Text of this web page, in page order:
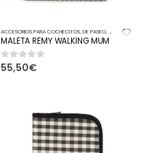
ACCESORIOS PARA COCHECITOS,DE PASEO,MALETA
MALETA REMY WALKING MUM
0out of 5
55,50€